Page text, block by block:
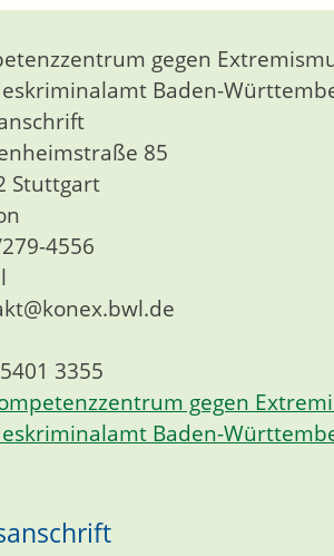
gegen
Baden-
85
Stuttgart
4556
3355
gegen
Baden-